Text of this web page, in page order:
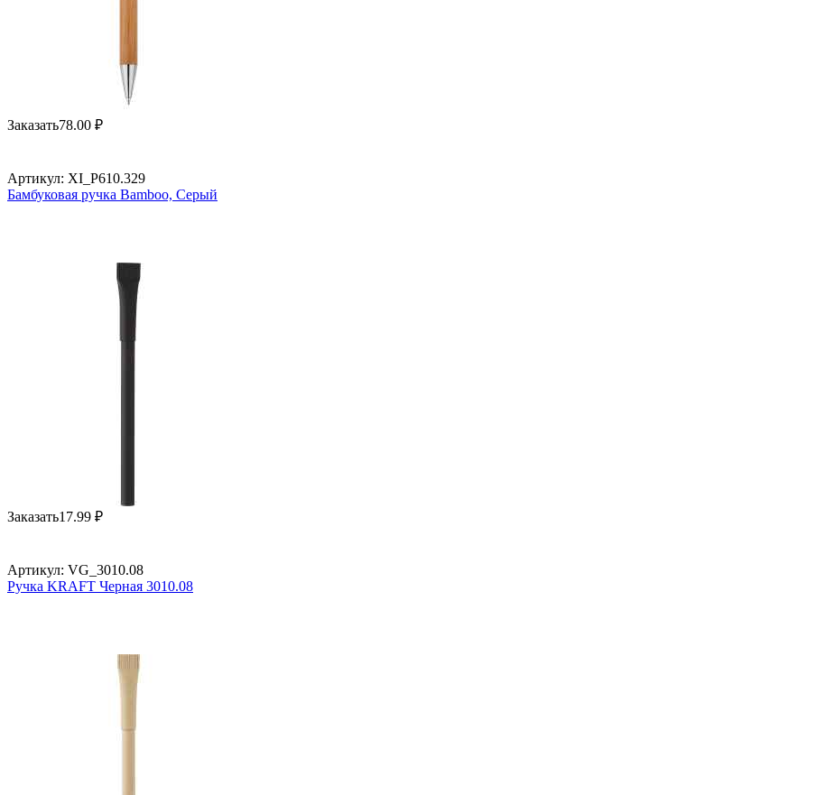
Заказать78.00 ₽
Артикул: XI_P610.329
Бамбуковая ручка Bamboo, Серый
Заказать17.99 ₽
Артикул: VG_3010.08
Ручка KRAFT Черная 3010.08